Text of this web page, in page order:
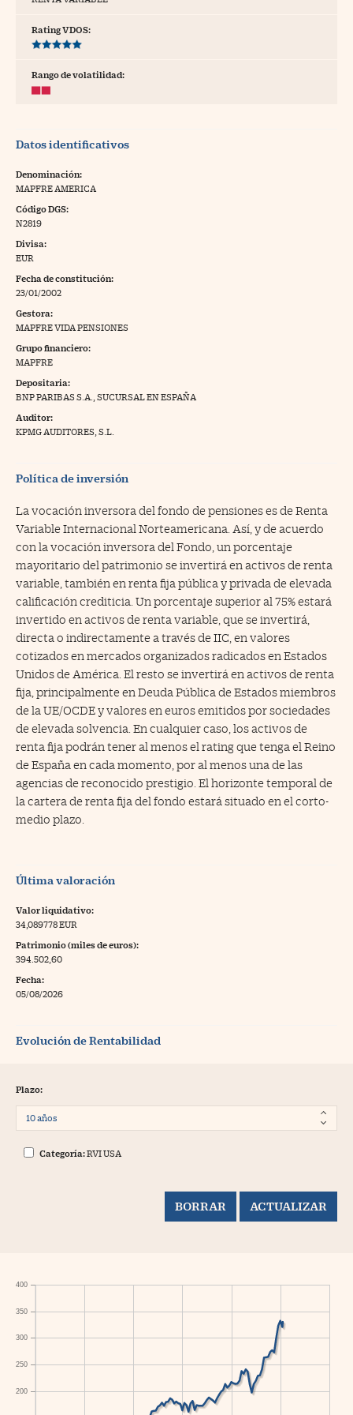
Pyme
a Cinco Días
Rating VDOS:
Rango de volatilidad:
Datos identificativos
Denominación:
MAPFRE AMERICA
Código DGS:
N2819
Divisa:
EUR
Fecha de constitución:
23/01/2002
Gestora:
MAPFRE VIDA PENSIONES
Grupo financiero:
MAPFRE
Depositaria:
BNP PARIBAS S.A., SUCURSAL EN ESPAÑA
Auditor:
KPMG AUDITORES, S.L.
Política de inversión
La vocación inversora del fondo de pensiones es de Renta
Variable Internacional Norteamericana. Así, y de acuerdo
con la vocación inversora del Fondo, un porcentaje
mayoritario del patrimonio se invertirá en activos de renta
variable, también en renta fija pública y privada de elevada
calificación crediticia. Un porcentaje superior al 75% estará
invertido en activos de renta variable, que se invertirá,
directa o indirectamente a través de IIC, en valores
cotizados en mercados organizados radicados en Estados
Unidos de América. El resto se invertirá en activos de renta
fija, principalmente en Deuda Pública de Estados miembros
de la UE/OCDE y valores en euros emitidos por sociedades
de elevada solvencia. En cualquier caso, los activos de
renta fija podrán tener al menos el rating que tenga el Reino
de España en cada momento, por al menos una de las
agencias de reconocido prestigio. El horizonte temporal de
la cartera de renta fija del fondo estará situado en el corto-
medio plazo.
Última valoración
Valor liquidativo:
34,089778 EUR
Patrimonio (miles de euros):
394.502,60
Fecha:
05/08/2026
Evolución de Rentabilidad
Plazo:
Categoría:RVI USA
200
250
300
350
400